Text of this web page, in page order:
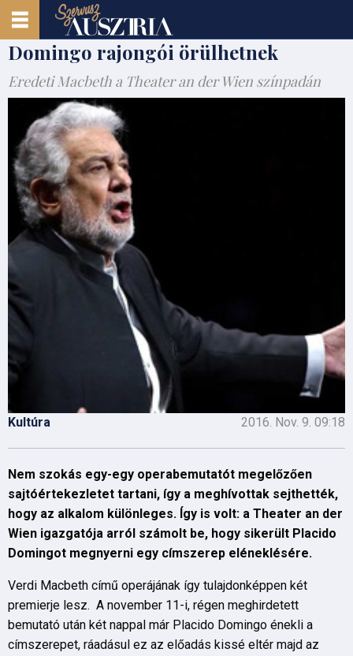
Domingo rajongói örülhetnek
Eredeti Macbeth a Theater an der Wien színpadán
Kultúra 2016. Nov. 9. 09:18
Nem szokás egy-egy operabemutatót megelőzően
sajtóértekezletet tartani, így a meghívottak sejthették,
hogy az alkalom különleges. Így is volt: a Theater an der
Wien igazgatója arról számolt be, hogy sikerült Placido
Domingot megnyerni egy címszerep eléneklésére.
Verdi Macbeth című operájának így tulajdonképpen két
premierje lesz. A november 11-i, régen meghirdetett
bemutató után két nappal már Placido Domingo énekli a
címszerepet, ráadásul ez az előadás kissé eltér majd az